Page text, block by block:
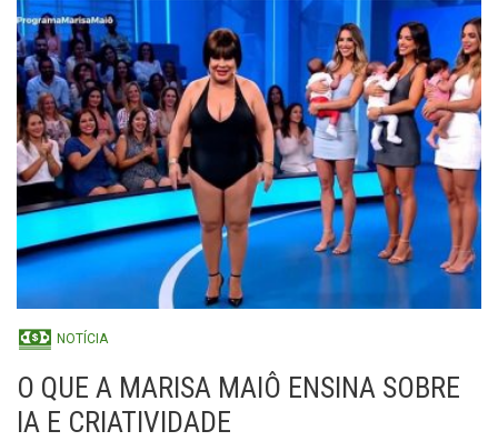
NOTÍCIA
O QUE A MARISA MAIÔ ENSINA SOBRE
IA E CRIATIVIDADE